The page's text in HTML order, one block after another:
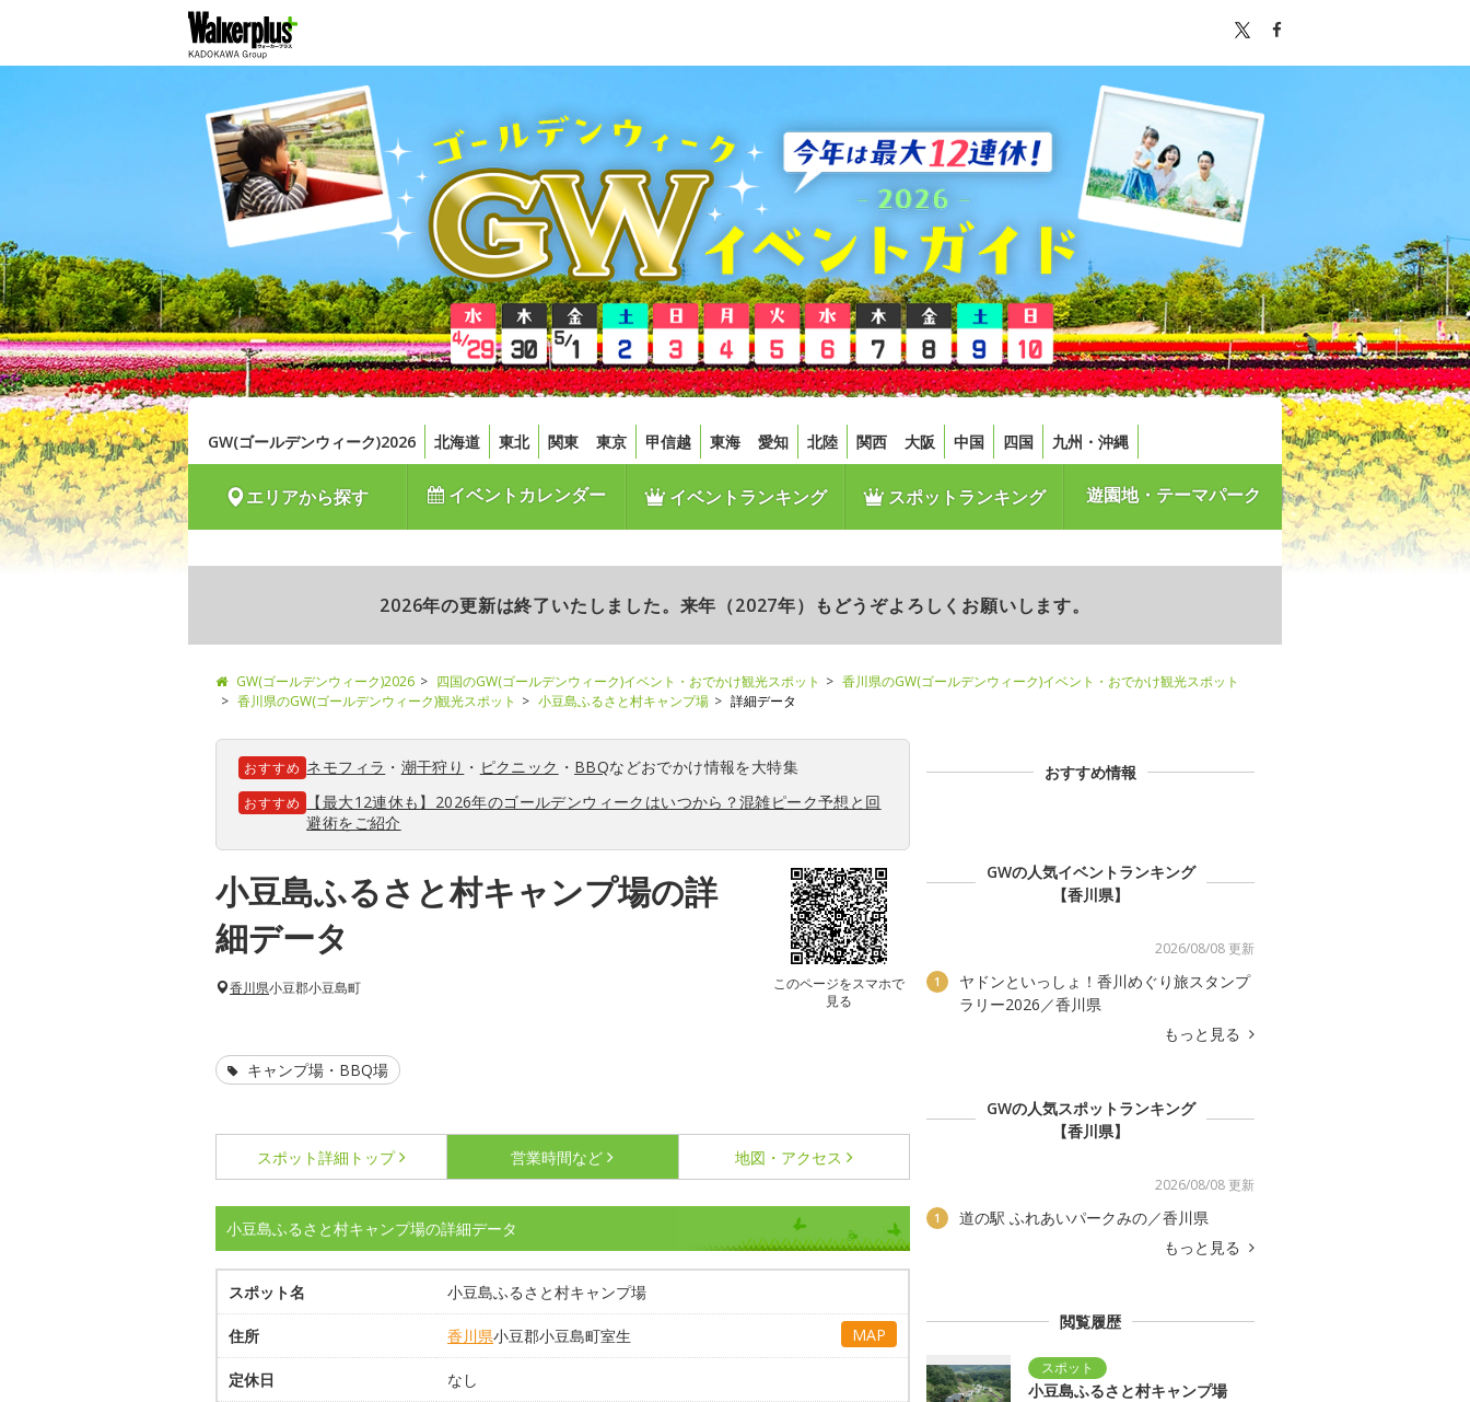
GW(ゴールデンウィーク)2026 北海道 東北 関東 東京 甲信越 東海 愛知 北陸 関西 大阪 中国 四国 九州・沖縄
エリアから探す イベントカレンダー イベントランキング スポットランキング 遊園地・テーマパーク
2026年の更新は終了いたしました。来年（2027年）もどうぞよろしくお願いします。
GW(ゴールデンウィーク)2026 四国のGW(ゴールデンウィーク)イベント・おでかけ観光スポット
香川県のGW(ゴールデンウィーク)イベント・おでかけ観光スポット
香川県のGW(ゴールデンウィーク)観光スポット
小豆島ふるさと村キャンプ場 詳細データ
おすすめ ネモフィラ ・ 潮干狩り ・ ピクニック ・ BBQなどおでかけ情報を大特集
おすすめ
【最大12連休も】2026年のゴールデンウィークはいつから？混雑ピーク予想と回
避術をご紹介
小豆島ふるさと村キャンプ場の詳
細データ
このページをスマホで
見る
香川県小豆郡小豆島町
キャンプ場・BBQ場
スポット詳細 トップ 営業時間など 地図・アクセス
小豆島ふるさと村キャンプ場の詳細データ
スポット名 小豆島ふるさと村キャンプ場
住所 香川県小豆郡小豆島町室生 MAP
定休日 なし
おすすめ情報
GWの人気イベントランキング
【香川県】
2026/08/08 更新
1
ヤドンといっしょ！香川めぐり旅スタンプ
ラリー2026／香川県
もっと見る
GWの人気スポットランキング
【香川県】
2026/08/08 更新
1
道の駅 ふれあいパークみの／香川県
もっと見る
閲覧履歴
小豆島ふるさと村キャンプ場